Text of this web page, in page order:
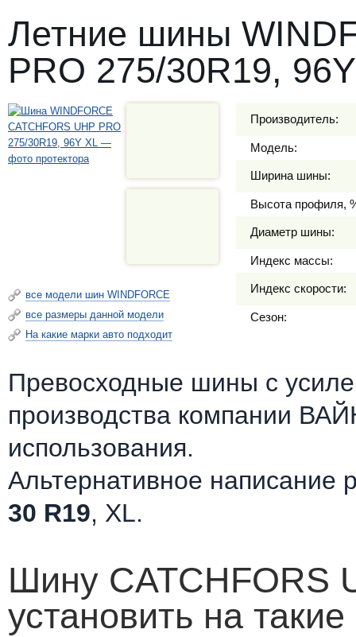
Летние шины
PRO 275/30R19,
все модели шин WINDFORCE
все размеры данной модели
На какие марки авто подходит
Производитель:
Модель:
Ширина шины:
Высота профиля,
Диаметр шины:
Индекс массы:
Индекс скорости:
Сезон:
Превосходные шины c
производства компании
использования.
Альтернативное написание
30 R19, XL.
Шину CATCHFORS
установить на